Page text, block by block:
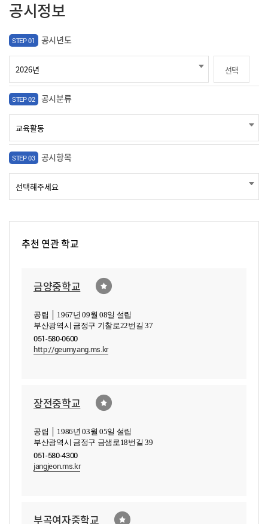
공시정보
STEP 01 공시년도
선택
STEP 02 공시분류
STEP 03 공시항목
추천 연관 학교
금양중학교
공립 │ 1967년 09월 08일 설립
부산광역시 금정구 기찰로22번길 37
051-580-0600
http://geumyang.ms.kr
장전중학교
공립 │ 1986년 03월 05일 설립
부산광역시 금정구 금샘로18번길 39
051-580-4300
jangjeon.ms.kr
부곡여자중학교